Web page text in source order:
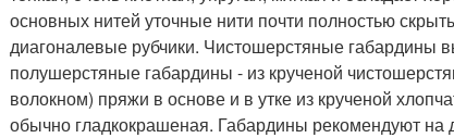
основных нитей уточные нити почти полностью
диагоналевые рубчики. Чистошерстяные габардины
полушерстяные габардины - из крученой
волокном) пряжи в основе и в утке из крученой
обычно гладкокрашеная. Габардины рекомендуют